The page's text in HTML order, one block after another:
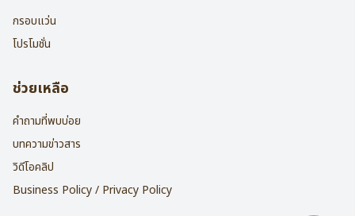
กรอบแว่น
โปรโมชั่น
ช่วยเหลือ
คำถามที่พบบ่อย
บทความข่าวสาร
วิดีโอคลิป
Business Policy / Privacy Policy